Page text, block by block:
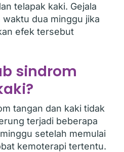
telapak kaki. Gejala
waktu dua minggu jika
efek tersebut
sindrom
tangan dan kaki tidak
terjadi beberapa
setelah memulai
kemoterapi tertentu.